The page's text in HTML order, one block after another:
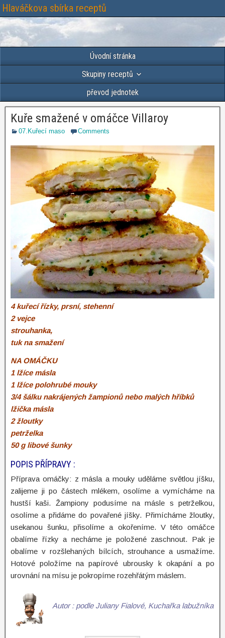
Hlaváčkova sbírka receptů
Úvodní stránka
Skupiny receptů
převod jednotek
Kuře smažené v omáčce Villaroy
07.Kuřecí maso Comments
4 kuřecí řízky, prsní, stehenní
2 vejce
strouhanka,
tuk na smažení
NA OMÁČKU
1 lžíce másla
1 lžíce polohrubé mouky
3/4 šálku nakrájených žampionů nebo malých hříbků
lžička másla
2 žloutky
petrželka
50 g libové šunky
POPIS PŘÍPRAVY :
Příprava omáčky: z másla a mouky uděláme světlou jíšku,
zalijeme ji po částech mlékem, osolíme a vymícháme na
hustší kaši. Žampiony podusíme na másle s petrželkou,
osolíme a přidáme do povařené jíšky. Přimícháme žloutky,
usekanou šunku, přisolíme a okořeníme. V této omáčce
obalíme řízky a necháme je položené zaschnout. Pak je
obalíme v rozšlehaných bílcích, strouhance a usmažíme.
Hotové položíme na papírové ubrousky k okapání a po
urovnání na mísu je pokropíme rozehřátým máslem.
Autor : podle Juliany Fialové, Kuchařka labužníka